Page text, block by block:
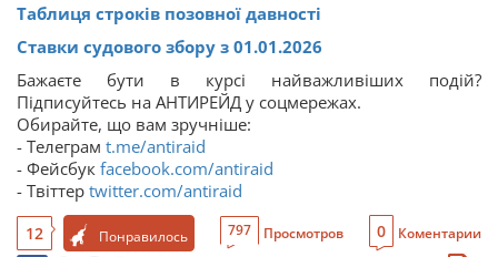
Таблиця строків позовної давності
Ставки судового збору з 01.01.2026
Бажаєте бути в курсі найважливіших подій?
Підписуйтесь на АНТИРЕЙД у соцмережах.
Обирайте, що вам зручніше:
- Телеграм t.me/antiraid
- Фейсбук facebook.com/antiraid
- Твіттер twitter.com/antiraid
12 Понравилось 797 Просмотров 0 Коментарии